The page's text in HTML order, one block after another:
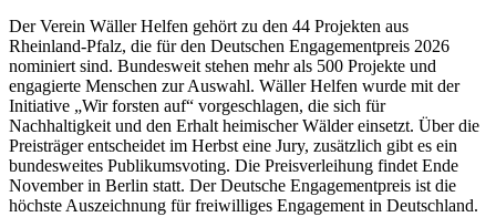
Der Verein Wäller Helfen gehört zu den 44 Projekten aus
Rheinland-Pfalz, die für den Deutschen Engagementpreis 2026
nominiert sind. Bundesweit stehen mehr als 500 Projekte und
engagierte Menschen zur Auswahl. Wäller Helfen wurde mit der
Initiative „Wir forsten auf“ vorgeschlagen, die sich für
Nachhaltigkeit und den Erhalt heimischer Wälder einsetzt. Über die
Preisträger entscheidet im Herbst eine Jury, zusätzlich gibt es ein
bundesweites Publikumsvoting. Die Preisverleihung findet Ende
November in Berlin statt. Der Deutsche Engagementpreis ist die
höchste Auszeichnung für freiwilliges Engagement in Deutschland.